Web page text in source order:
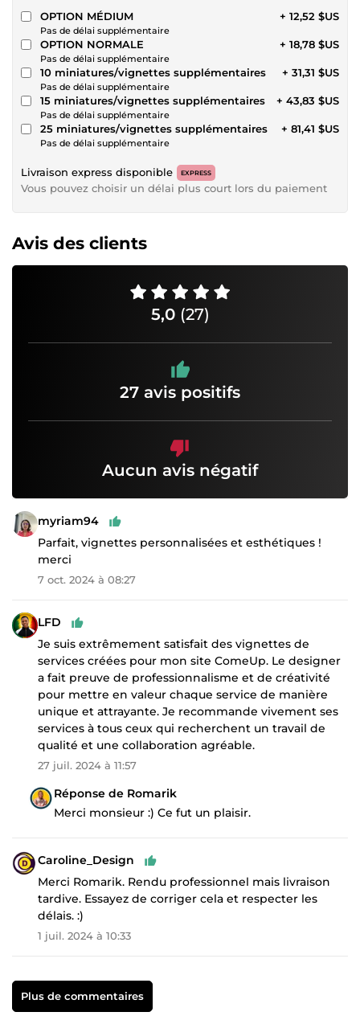
OPTION MÉDIUM
Pas de délai supplémentaire
+ 12,52 $US
OPTION NORMALE
Pas de délai supplémentaire
+ 18,78 $US
10 miniatures/vignettes supplémentaires
Pas de délai supplémentaire
+ 31,31 $US
15 miniatures/vignettes supplémentaires
Pas de délai supplémentaire
+ 43,83 $US
25 miniatures/vignettes supplémentaires
Pas de délai supplémentaire
+ 81,41 $US
Livraison express disponible EXPRESS
Vous pouvez choisir un délai plus court lors du paiement
Avis des clients
5,0 (27)
27 avis positifs
Aucun avis négatif
myriam94
Parfait, vignettes personnalisées et esthétiques !
merci
7 oct. 2024 à 08:27
LFD
Je suis extrêmement satisfait des vignettes de
services créées pour mon site ComeUp. Le designer
a fait preuve de professionnalisme et de créativité
pour mettre en valeur chaque service de manière
unique et attrayante. Je recommande vivement ses
services à tous ceux qui recherchent un travail de
qualité et une collaboration agréable.
27 juil. 2024 à 11:57
Réponse de Romarik
Merci monsieur :) Ce fut un plaisir.
Caroline_Design
Merci Romarik. Rendu professionnel mais livraison
tardive. Essayez de corriger cela et respecter les
délais. :)
1 juil. 2024 à 10:33
Plus de commentaires